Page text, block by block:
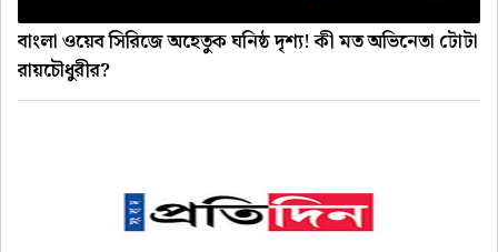
বাংলা ওয়েব সিরিজে অহেতুক ঘনিষ্ঠ দৃশ্য! কী মত অভিনেতা টোটা
রায়চৌধুরীর?